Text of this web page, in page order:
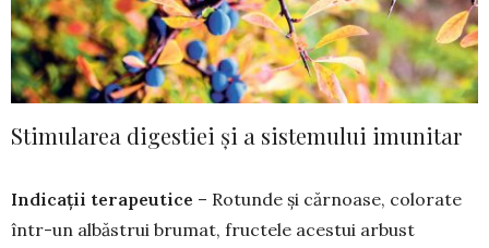
Stimularea digestiei și a sistemului imunitar
Indicații terapeutice – Rotunde și cărnoase, colorate
într-un albăstrui brumat, fructele acestui arbust